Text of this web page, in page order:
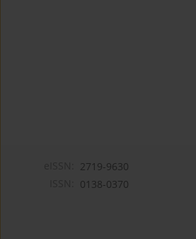
2719-9630
0138-0370